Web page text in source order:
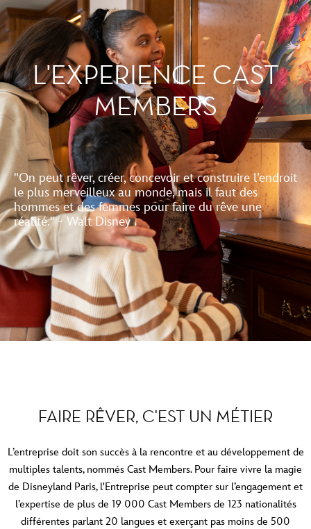
L'EXPERIENCE CAST
MEMBERS
"On peut rêver, créer, concevoir et construire l’endroit
le plus merveilleux au monde, mais il faut des
hommes et des femmes pour faire du rêve une
réalité." - Walt Disney
FAIRE RÊVER, C'EST UN MÉTIER
L’entreprise doit son succès à la rencontre et au développement de
multiples talents, nommés Cast Members. Pour faire vivre la magie
de Disneyland Paris, l'Entreprise peut compter sur l’engagement et
l’expertise de plus de 19 000 Cast Members de 123 nationalités
différentes parlant 20 langues et exerçant pas moins de 500